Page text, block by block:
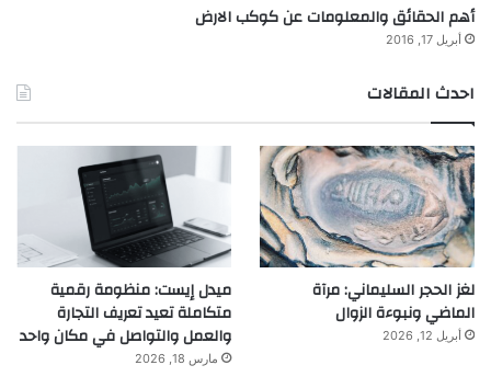
أهم الحقائق والمعلومات عن كوكب الارض
أبريل 17, 2016
احدث المقالات
لغز الحجر السليماني: مرآة
الماضي ونبوءة الزوال
أبريل 12, 2026
ميدل إيست: منظومة رقمية
متكاملة تعيد تعريف التجارة
والعمل والتواصل في مكان واحد
مارس 18, 2026